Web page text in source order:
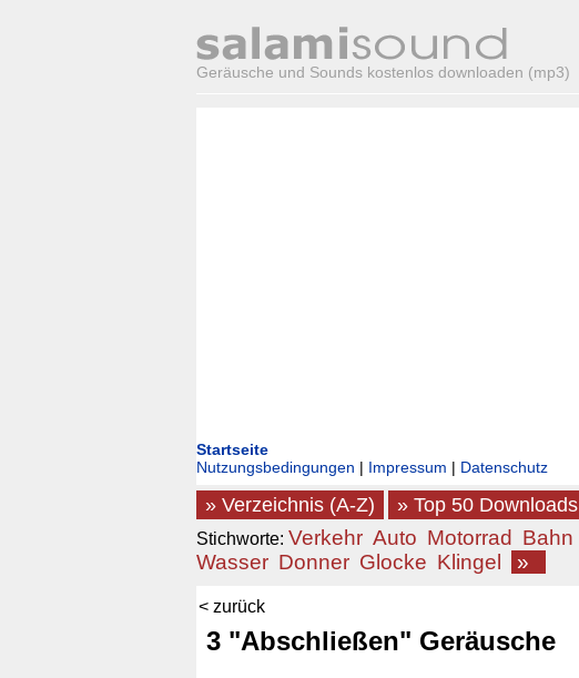
Geräusche und Sounds kostenlos downloaden (mp3)
Startseite
Nutzungsbedingungen | Impressum | Datenschutz
» Verzeichnis (A-Z) » Top 50 Downloads
Stichworte: Verkehr Auto Motorrad Bahn
Wasser Donner Glocke Klingel »
< zurück
3 "Abschließen" Geräusche